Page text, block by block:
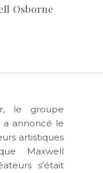
Osborne
le groupe
a annoncé le
artistiques
Maxwell
s’était